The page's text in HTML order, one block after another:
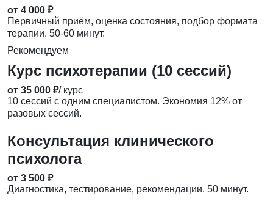
от 4 000 ₽
Первичный приём, оценка состояния, подбор формата
терапии. 50-60 минут.
Рекомендуем
Курс психотерапии (10 сессий)
от 35 000 ₽/ курс
10 сессий с одним специалистом. Экономия 12% от
разовых сессий.
Консультация клинического
психолога
от 3 500 ₽
Диагностика, тестирование, рекомендации. 50 минут.